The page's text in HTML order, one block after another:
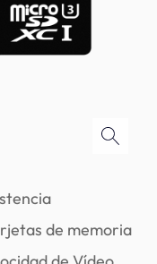
de memoria